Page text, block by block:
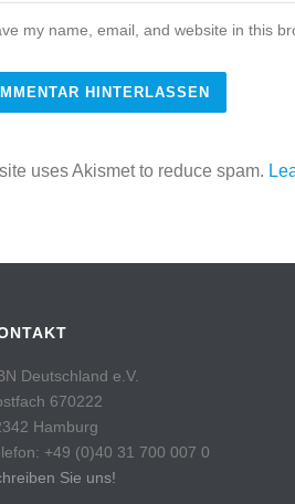
my name, email, and website in this
uses Akismet to reduce spam.
Deutschland e.V.
670222
Hamburg
+49 (0)40 31 700 007 0
Sie uns!